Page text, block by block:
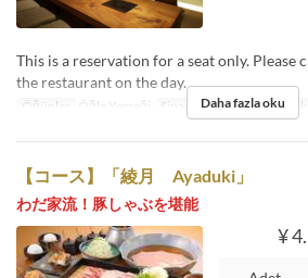
This is a reservation for a seat only. Please
the restaurant on the day.
Öğünler Öğle Yemeği Sipariş Limiti 2 ~ Koltuk
Daha fazla oku
【コース】「綾月 Ayaduki」
わだ家流！豚しゃぶを堪能
¥